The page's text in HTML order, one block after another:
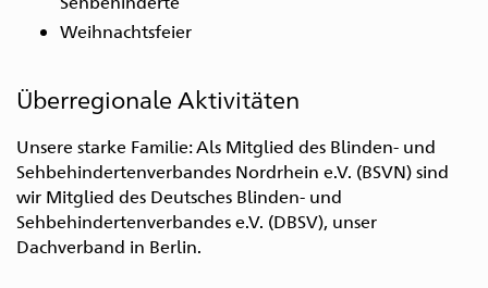
Weihnachtsfeier
Überregionale Aktivitäten
Unsere starke Familie: Als Mitglied des Blinden- und
Sehbehindertenverbandes Nordrhein e.V. (BSVN) sind
wir Mitglied des Deutsches Blinden- und
Sehbehindertenverbandes e.V. (DBSV), unser
Dachverband in Berlin.